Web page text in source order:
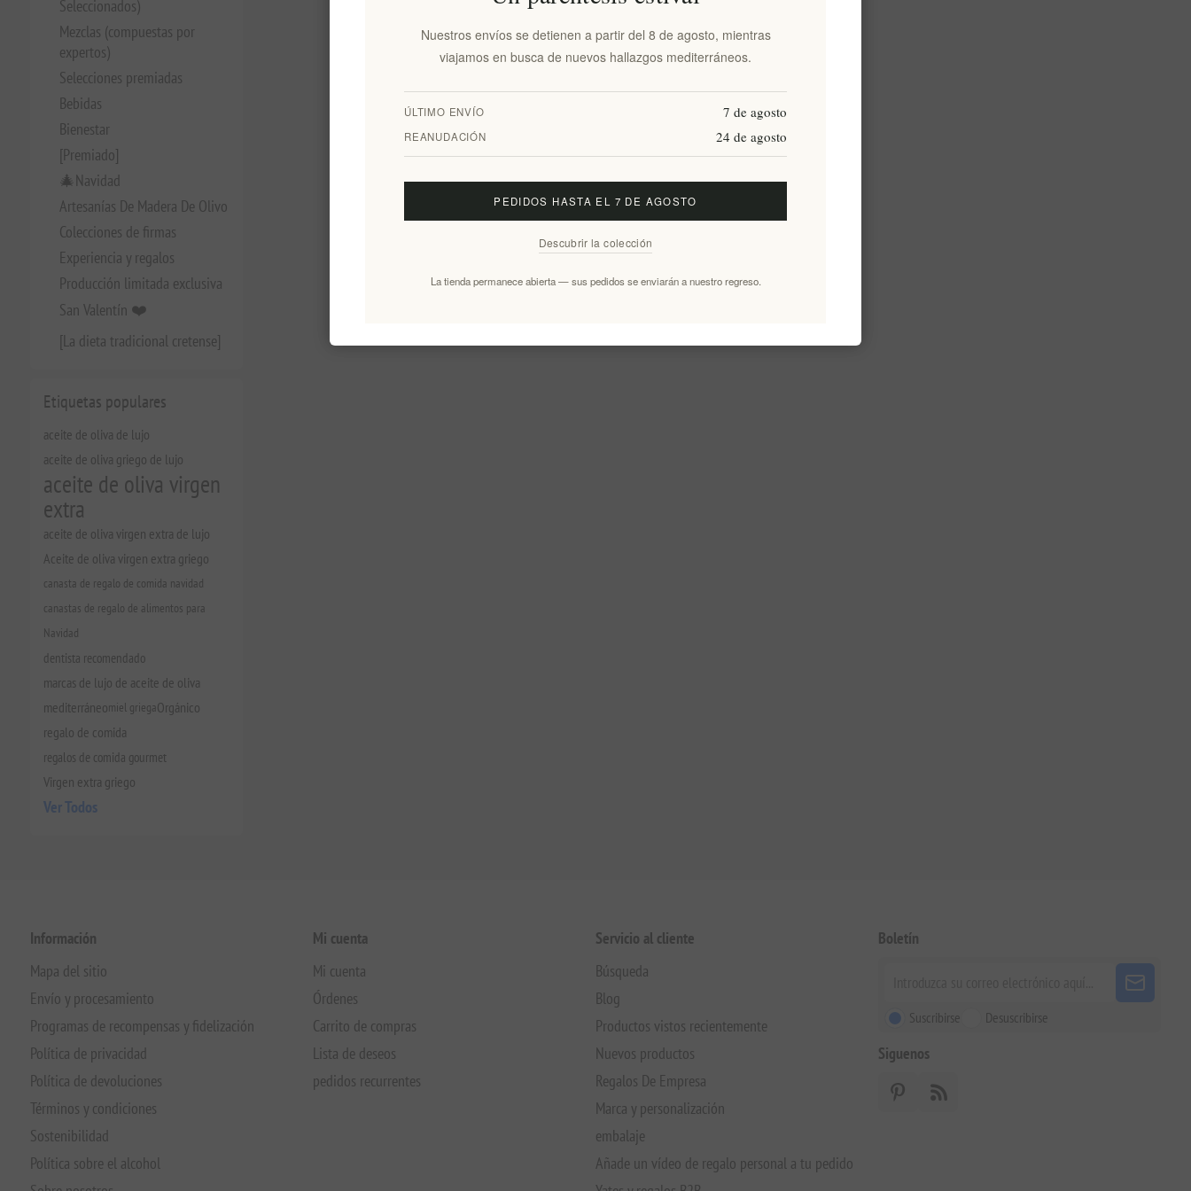
Seleccionados)
Mezclas (compuestas por
expertos)
Selecciones premiadas
Bebidas
Bienestar
[Premiado]
🎄Navidad
Artesanías De Madera De Olivo
Colecciones de firmas
Experiencia y regalos
Producción limitada exclusiva
San Valentín ❤️
[La dieta tradicional cretense]
Etiquetas populares
aceite de oliva de lujo
aceite de oliva griego de lujo
aceite de oliva virgen
extra
aceite de oliva virgen extra de lujo
Aceite de oliva virgen extra griego
canasta de regalo de comida navidad
canastas de regalo de alimentos para
Navidad
dentista recomendado
marcas de lujo de aceite de oliva
mediterráneomiel griegaOrgánico
regalo de comida
regalos de comida gourmet
Virgen extra griego
Ver Todos
Información
Mapa del sitio
Envío y procesamiento
Programas de recompensas y fidelización
Política de privacidad
Política de devoluciones
Términos y condiciones
Sostenibilidad
Política sobre el alcohol
Mi cuenta
Mi cuenta
Órdenes
Carrito de compras
Lista de deseos
pedidos recurrentes
Servicio al cliente
Búsqueda
Blog
Productos vistos recientemente
Nuevos productos
Regalos De Empresa
Marca y personalización
embalaje
Añade un vídeo de regalo personal a tu pedido
Boletín
Suscribirse Desuscribirse
Siguenos
Nuestros envíos se detienen a partir del 8 de agosto, mientras
viajamos en busca de nuevos hallazgos mediterráneos.
ÚLTIMO ENVÍO 7 de agosto
REANUDACIÓN 24 de agosto
PEDIDOS HASTA EL 7 DE AGOSTO
Descubrir la colección
La tienda permanece abierta — sus pedidos se enviarán a nuestro regreso.